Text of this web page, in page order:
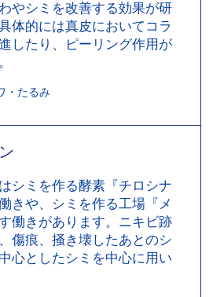
やシミを改善する効果が研
体的には真皮においてコラ
したり、ピーリング作用が
・たるみ
シミを作る酵素『チロシナ
きや、シミを作る工場『メ
働きがあります。ニキビ跡
傷痕、掻き壊したあとのシ
心としたシミを中心に用い